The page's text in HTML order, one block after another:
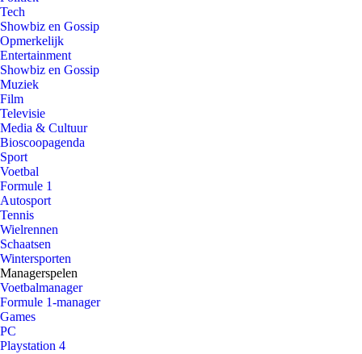
Tech
Showbiz en Gossip
Opmerkelijk
Entertainment
Showbiz en Gossip
Muziek
Film
Televisie
Media & Cultuur
Bioscoopagenda
Sport
Voetbal
Formule 1
Autosport
Tennis
Wielrennen
Schaatsen
Wintersporten
Managerspelen
Voetbalmanager
Formule 1-manager
Games
PC
Playstation 4